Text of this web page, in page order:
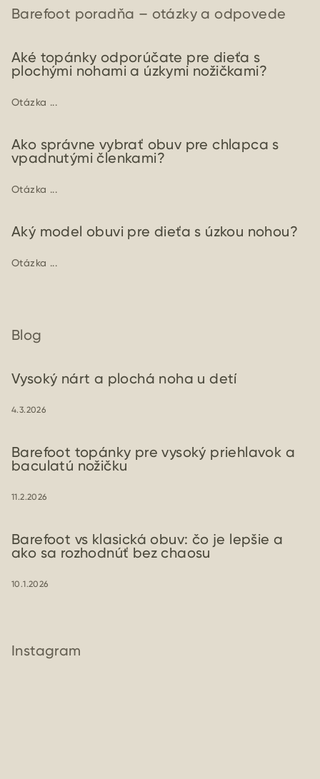
Barefoot poradňa – otázky a odpovede
Aké topánky odporúčate pre dieťa s
plochými nohami a úzkymi nožičkami?
Otázka ...
Ako správne vybrať obuv pre chlapca s
vpadnutými členkami?
Otázka ...
Aký model obuvi pre dieťa s úzkou nohou?
Otázka ...
Blog
Vysoký nárt a plochá noha u detí
4.3.2026
Barefoot topánky pre vysoký priehlavok a
baculatú nožičku
11.2.2026
Barefoot vs klasická obuv: čo je lepšie a
ako sa rozhodnúť bez chaosu
10.1.2026
Instagram